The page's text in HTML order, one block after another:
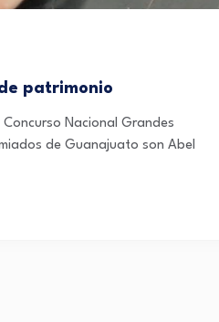
patrimonio
Nacional Grandes
de Guanajuato son Abel